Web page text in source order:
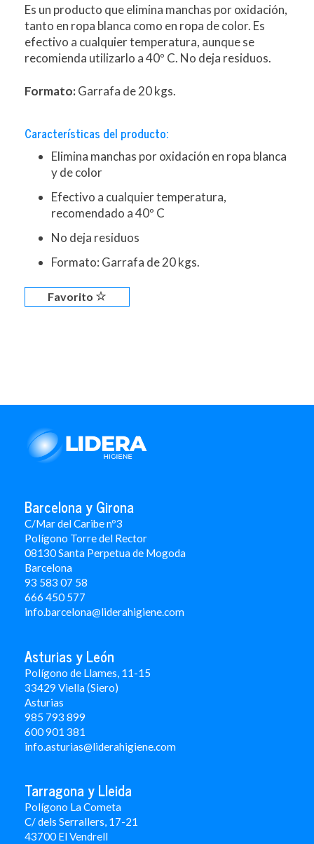
Es un producto que elimina manchas por oxidación,
tanto en ropa blanca como en ropa de color. Es
efectivo a cualquier temperatura, aunque se
recomienda utilizarlo a 40º C. No deja residuos.
Formato:Garrafa de 20 kgs.
Características del producto:
Elimina manchas por oxidación en ropa blanca
y de color
Efectivo a cualquier temperatura,
recomendado a 40º C
No deja residuos
Formato: Garrafa de 20 kgs.
Favorito
Barcelona y Girona
C/Mar del Caribe nº3
Polígono Torre del Rector
08130 Santa Perpetua de Mogoda
Barcelona
93 583 07 58
666 450 577
info.barcelona@liderahigiene.com
Asturias y León
Polígono de Llames, 11-15
33429 Viella (Siero)
Asturias
985 793 899
600 901 381
info.asturias@liderahigiene.com
Tarragona y Lleida
Polígono La Cometa
C/ dels Serrallers, 17-21
43700 El Vendrell